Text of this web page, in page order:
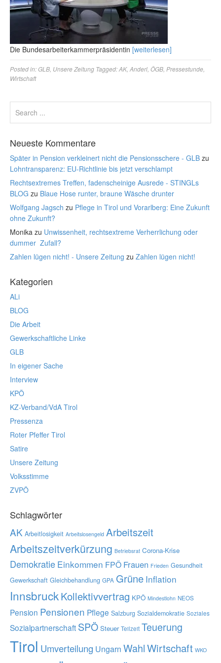
Die Bundesarbeiterkammerpräsidentin [weiterlesen]
Posted in:GLB Unsere Zeitung Tagged:AK, Anderl ÖGB Pressestunde
Wirtschaft
Neueste Kommentare
Später in Pension verkleinert nicht die Pensionsschere - GLB zu
Lohntransparenz: EU-Richtlinie bis jetzt verschlampt
Rechtsextremes Treffen, fadenscheinige Ausrede - STINGLs
BLOG zu Blaue Hose runter, braune Wäsche drunter
Wolfgang Jagsch zu Pflege in Tirol und Vorarlberg: Eine Zukunft
ohne Zukunft?
Monika zu Unwissenheit, rechtsextreme Verherrlichung oder
dummer Zufall?
Zahlen lügen nicht! - Unsere Zeitung zu Zahlen lügen nicht!
Kategorien
ALi
BLOG
Die Arbeit
Gewerkschaftliche Linke
GLB
In eigener Sache
Interview
KPÖ
KZ-Verband/VdA Tirol
Pressenza
Roter Pfeffer Tirol
Satire
Unsere Zeitung
Volksstimme
ZVPÖ
Schlagwörter
AK Arbeitlosigkeit Arbeitslosengeld Arbeitszeit
Arbeitszeitverkürzung Betriebsrat Corona-Krise
Demokratie Einkommen FPÖ Frauen Frieden Gesundheit
Gewerkschaft Gleichbehandlung GPA Grüne Inflation
InnsbruckKollektivvertrag KPÖ Mindestlohn NEOS
Pension Pensionen Pflege Salzburg Sozialdemokratie Soziales
Sozialpartnerschaft SPÖ Steuer Teilzeit Teuerung
Tirol Umverteilung Ungarn WahlWirtschaft WKO